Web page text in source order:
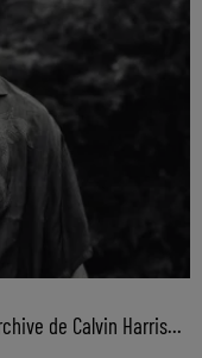
de Calvin Harris...